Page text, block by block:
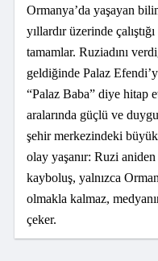
Ormanya’da yaşayan
yıllardır üzerinde
tamamlar. Ruziadını
geldiğinde Palaz
“Palaz Baba” diye hitap
aralarında güçlü ve
şehir merkezindeki büyük
olay yaşanır: Ruzi
kayboluş, yalnızca
olmakla kalmaz,
çeker.